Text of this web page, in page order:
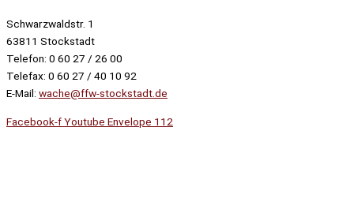
Schwarzwaldstr. 1
63811 Stockstadt
Telefon: 0 60 27 / 26 00
Telefax: 0 60 27 / 40 10 92
E-Mail: wache@ffw-stockstadt.de
Facebook-fYoutube Envelope 112